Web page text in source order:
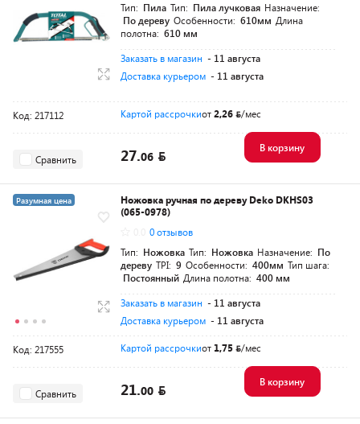
Тип: Пила Тип: Пила лучковая Назначение:
По дереву Особенности: 610мм Длина
полотна: 610 мм
Заказать в магазин - 11 августа
Доставка курьером - 11 августа
Код: 217112 Картой рассрочкиот2,26 /мес
Сравнить 27.06
В корзину
Разумная цена
Ножовка ручная по дереву Deko DKHS03
(065-0978)
0 отзывов
Тип: Ножовка Тип: Ножовка Назначение: По
дереву TPI: 9 Особенности: 400мм Тип шага:
Постоянный Длина полотна: 400 мм
Заказать в магазин - 11 августа
Доставка курьером - 11 августа
Код: 217555 Картой рассрочкиот 1,75 /мес
Сравнить 21.00
В корзину